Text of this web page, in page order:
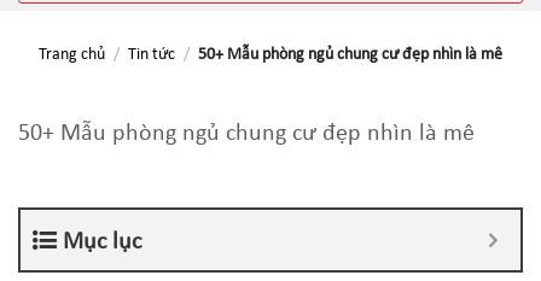
Trang chủ / Tin tức / 50+ Mẫu phòng ngủ chung cư đẹp nhìn là mê
50+ Mẫu phòng ngủ chung cư đẹp nhìn là mê
Mục lục